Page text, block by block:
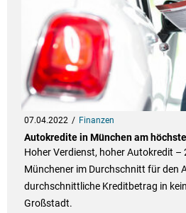
07.04.2022 Finanzen
Autokredite in München am
Hoher Verdienst, hoher Autokredit –
Münchener im Durchschnitt für den
durchschnittliche Kreditbetrag in
Großstadt.